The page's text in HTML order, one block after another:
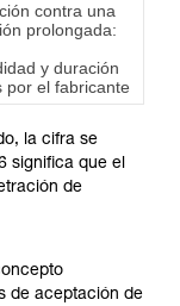
contra una
prolongada:
y duración
por el fabricante
la cifra se
significa que el
de
de aceptación de